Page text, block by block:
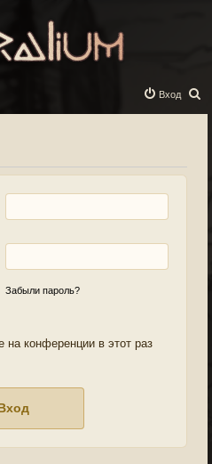
о
Вход
Забыли пароль?
на конференции в этот раз